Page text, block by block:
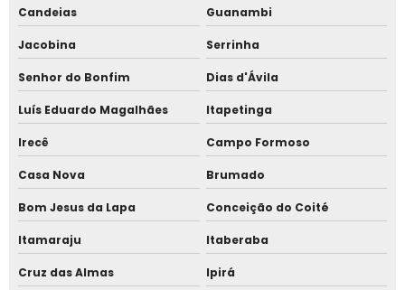
Marcação de ponto virtual
Melhor relógio de ponto
Cancela automática para estacionamento
Cancela para estacionamento
Catraca balcão facial
Catraca com reconhecimento facial para academia
Catraca com reconhecimento facial para condomínio
Candeias Guanambi
Jacobina Serrinha
Senhor do Bonfim Dias d'Ávila
Luís Eduardo Magalhães Itapetinga
Irecê Campo Formoso
Casa Nova Brumado
Bom Jesus da Lapa Conceição do Coité
Itamaraju Itaberaba
Cruz das Almas Ipirá